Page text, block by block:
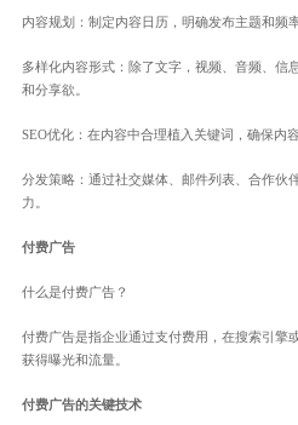
内容规划：制定内容日历，明确发布主题和频
多样化内容形式：除了文字，视频、音频、信
和分享欲。
SEO优化：在内容中合理植入关键词，确保内
分发策略：通过社交媒体、邮件列表、合作伙
力。
付费广告
什么是付费广告？
付费广告是指企业通过支付费用，在搜索引擎
获得曝光和流量。
付费广告的关键技术